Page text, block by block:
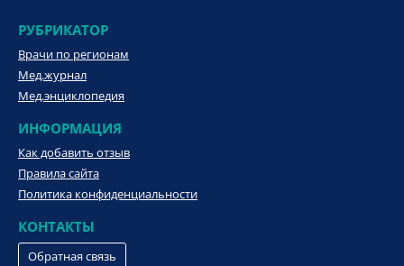
РУБРИКАТОР
Врачи по регионам
Мед.журнал
Мед.энциклопедия
ИНФОРМАЦИЯ
Как добавить отзыв
Правила сайта
Политика конфиденциальности
КОНТАКТЫ
Обратная связь